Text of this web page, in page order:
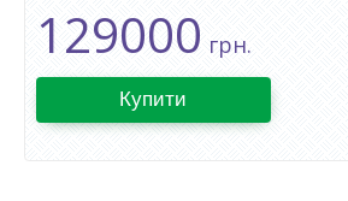
129000 грн.
Купити